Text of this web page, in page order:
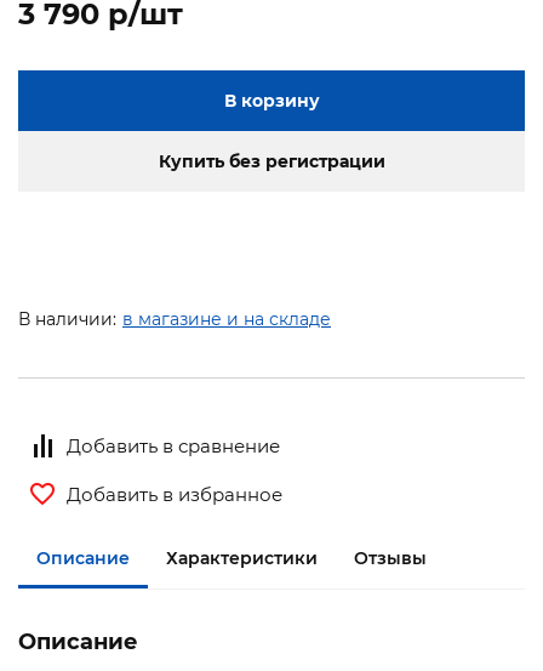
3 790 p/шт
В корзину
Купить без регистрации
В наличии: в магазине и на складе
Добавить в сравнение
Добавить в избранное
Описание Характеристики Отзывы
Описание